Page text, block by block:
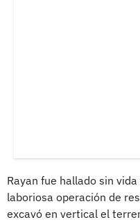
Rayan fue hallado sin
laboriosa operación de
excavó en vertical el